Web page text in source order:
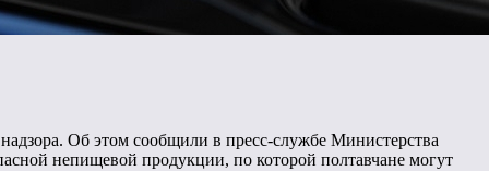
Об этом сообщили в пресс-службе Министерства
непищевой продукции, по которой полтавчане могут